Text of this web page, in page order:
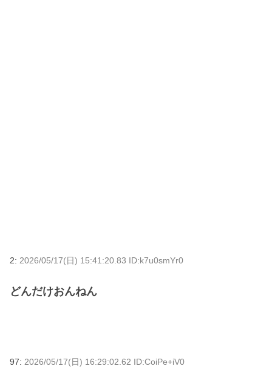
2: 2026/05/17(日) 15:41:20.83 ID:k7u0smYr0
どんだけおんねん
97: 2026/05/17(日) 16:29:02.62 ID:CoiPe+iV0